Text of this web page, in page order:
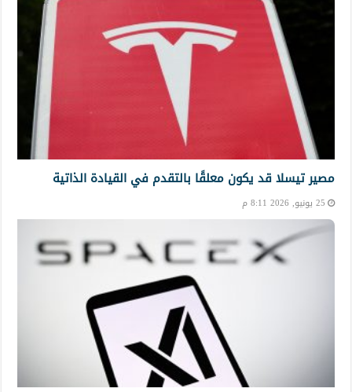
مصير تيسلا قد يكون معلقًا بالتقدم في القيادة الذاتية
25 يونيو, 2026 8:11 م